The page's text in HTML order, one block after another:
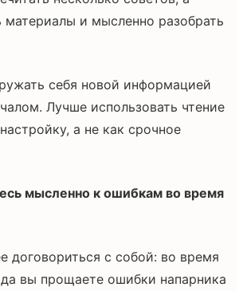
материалы и мысленно разобрать
себя новой информацией
Лучше использовать чтение
а не как срочное
мысленно к ошибкам во время
договориться с собой: во время
вы прощаете ошибки напарника